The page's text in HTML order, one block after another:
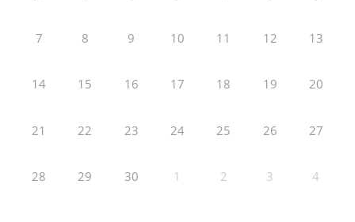
7 8 9 10 11 12 13
14 15 16 17 18 19 20
21 22 23 24 25 26 27
28 29 30 1 2 3 4